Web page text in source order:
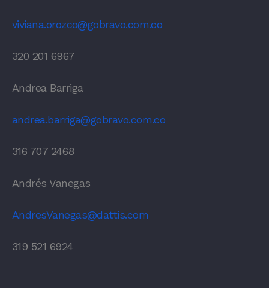
viviana.orozco@gobravo.com.co
320 201 6967
Andrea Barriga
andrea.barriga@gobravo.com.co
316 707 2468
Andrés Vanegas
AndresVanegas@dattis.com
319 521 6924